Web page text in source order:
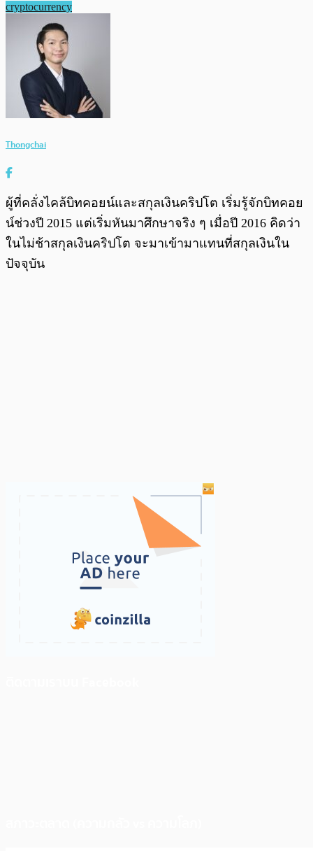
cryptocurrency
Thongchai
ผู้ที่คลั่งไคล้บิทคอยน์และสกุลเงินคริปโต เริ่มรู้จักบิทคอย
น์ช่วงปี 2015 แต่เริ่มหันมาศึกษาจริง ๆ เมื่อปี 2016 คิดว่า
ในไม่ช้าสกุลเงินคริปโต จะมาเข้ามาแทนที่สกุลเงินใน
ปัจจุบัน